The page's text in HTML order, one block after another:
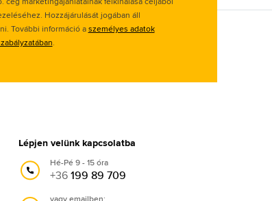
Hozzájárulását jogában áll
További információ aszemélyes adatok
.
Lépjen velünk kapcsolatba
Hé-Pé 9 - 15 óra
+36199 89 709
vagy emailben: